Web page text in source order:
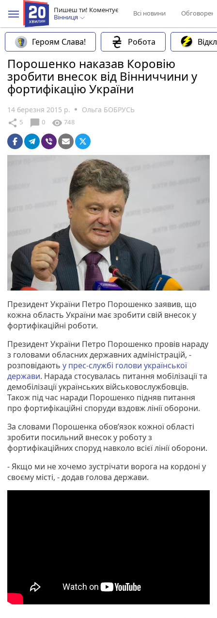
Пишеш ти! Коментує
Вінниця
Всі новини
Героям Слава! Робота
Порошенко наказав Коровію
зробити внесок від Вінниччини у
фортифікацію України
14 березня 2015 р. Ольга БОБРУСЬ
share 5 chat_bubble 0 visibility 748
Президент України Петро Порошенко заявив, що
кожна область України має зробити свій внесок у
фортифікаційні роботи.
Президент України Петро Порошенко провів нараду
з головами обласних державних адміністрацій, -
розповідають у прес-службі голови української
держави. Нарада стосувалась питання мобілізації та
демобілізації українських військовослужбовців.
Також під час наради Порошенко підняв питання
про фортифікаційні споруди вздовж лінії оборони.
За словами Порошенка обов’язок кожної області
зробити посильний внесок у роботу з
фортифікаційних споруд навколо всієї лінії оборони.
- Якщо ми не хочемо зустрічати ворога на кордоні у
своєму місті, - додав голова держави.